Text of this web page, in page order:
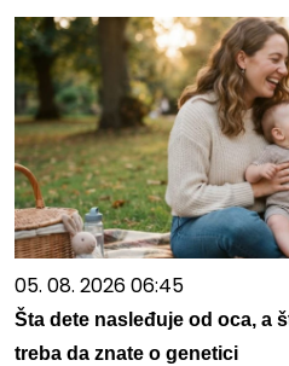
05. 08. 2026 06:45
Šta dete nasleđuje od oca, a
treba da znate o genetici